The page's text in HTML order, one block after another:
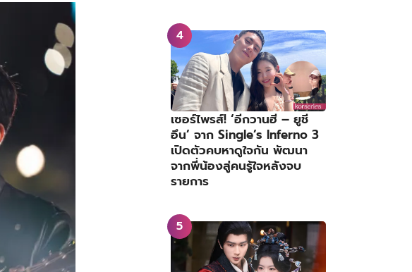
เซอร์ไพรส์! ‘อีกวานฮี – ยูชี
อึน’ จาก Single’s Inferno 3
เปิดตัวคบหาดูใจกัน พัฒนา
จากพี่น้องสู่คนรู้ใจหลังจบ
รายการ